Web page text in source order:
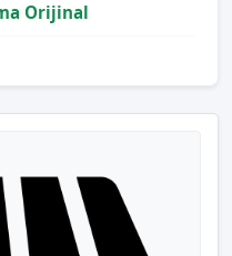
Orijinal